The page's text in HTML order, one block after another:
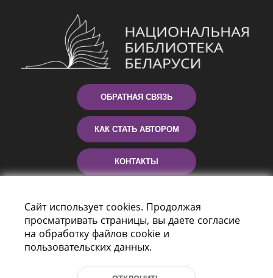
ОБРАТНАЯ СВЯЗЬ
КАК СТАТЬ АВТОРОМ
КОНТАКТЫ
Сайт использует cookies. Продолжая
просматривать страницы, вы даете согласие
на обработку файлов cookie и
пользовательских данных.